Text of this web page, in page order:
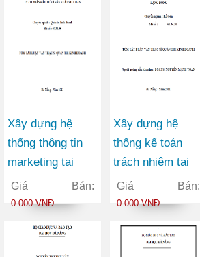
Xây dựng hệ
thống thông tin
marketing tại
Công ty Cổ phần
Đầu tư và Sản
Giá Bán:
0.000 VNĐ
Xây dựng hệ
thống kế toán
trách nhiệm tại
công ty cổ phần
bóng đèn phích
Giá Bán:
0.000 VNĐ